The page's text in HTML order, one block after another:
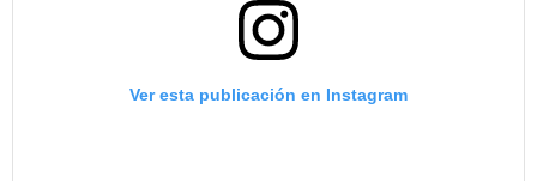
Ver esta publicación en Instagram